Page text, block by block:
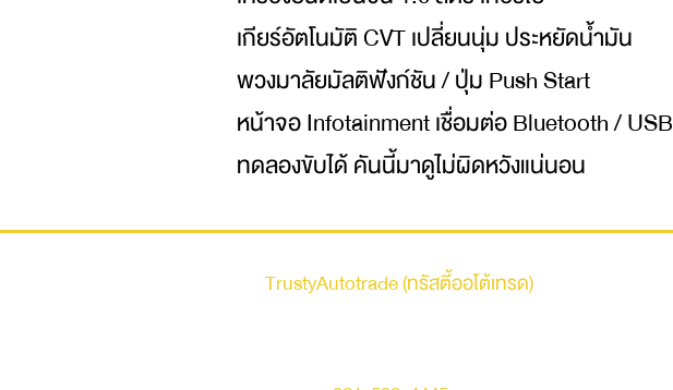
เกียร์อัตโนมัติ CVT เปลี่ยนนุ่ม ประหยัดน้ำมัน
พวงมาลัยมัลติฟังก์ชัน / ปุ่ม Push Start
หน้าจอ Infotainment เชื่อมต่อ Bluetooth / USB
ทดลองขับได้ คันนี้มาดูไม่ผิดหวังแน่นอน
TrustyAutotrade (ทรัสตี้ออโต้เทรด)